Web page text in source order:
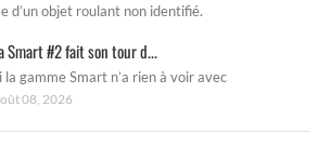
d’un objet roulant non identifié.
Smart #2 fait son tour d...
la gamme Smart n’a rien à voir avec
08, 2026